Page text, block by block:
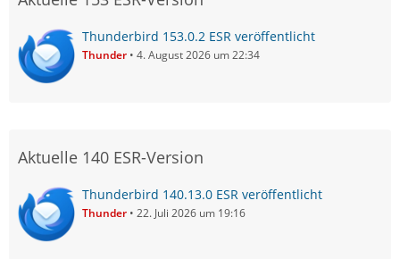
Thunderbird 153.0.2 ESR veröffentlicht
Thunder 4. August 2026 um 22:34
Aktuelle 140 ESR-Version
Thunderbird 140.13.0 ESR veröffentlicht
Thunder 22. Juli 2026 um 19:16